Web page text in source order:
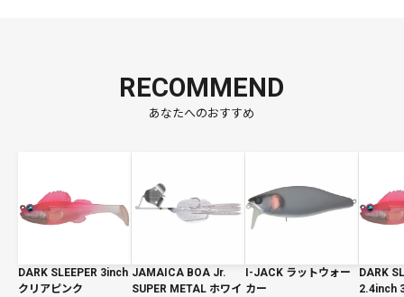
RECOMMEND
あなたへのおすすめ
DARK SLEEPER 3inch
クリアピンク
JAMAICA BOA Jr.
SUPER METAL ホワイ
I-JACK ラットウォー
カー
DARK
2.4inch